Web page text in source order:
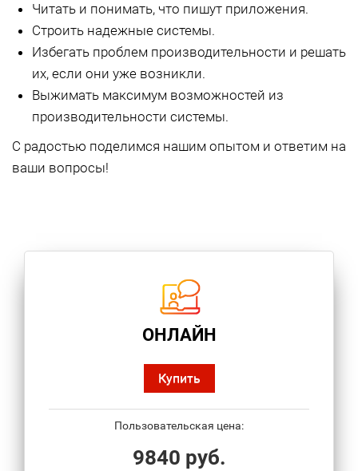
Читать и понимать, что пишут приложения.
Строить надежные системы.
Избегать проблем производительности и решать
их, если они уже возникли.
Выжимать максимум возможностей из
производительности системы.
С радостью поделимся нашим опытом и ответим на
ваши вопросы!
ОНЛАЙН
Купить
Пользовательская цена:
9840 руб.